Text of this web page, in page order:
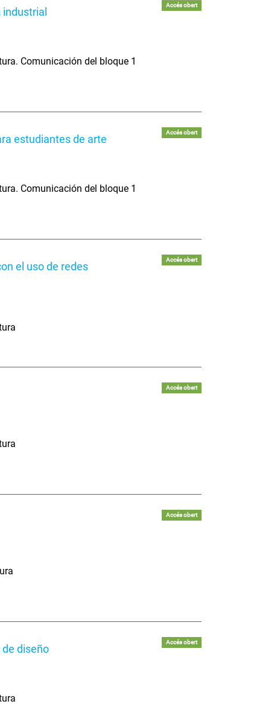
industrial
Accés obert
Comunicación del bloque 1
estudiantes de arte
Accés obert
Comunicación del bloque 1
el uso de redes
Accés obert
Accés obert
Accés obert
diseño
Accés obert